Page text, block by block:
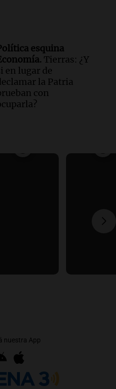
esquina
Tierras: ¿Y
en lugar de
la Patria
con
nuestra App